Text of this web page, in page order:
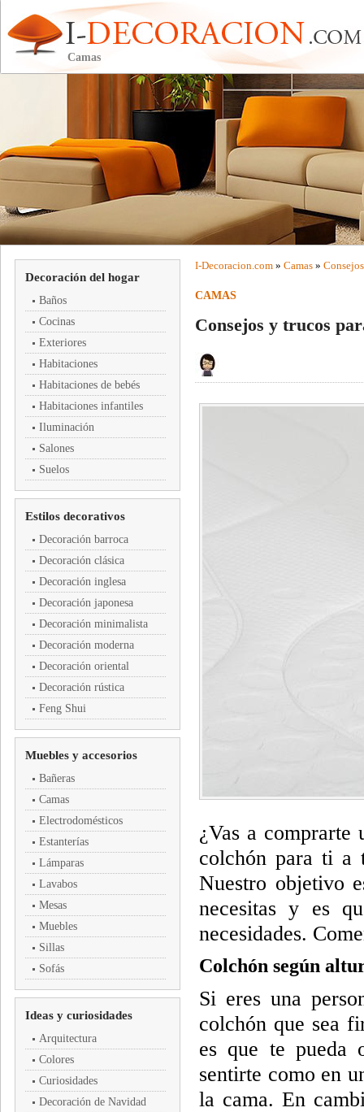
Camas
Decoración del hogar
Baños
Cocinas
Exteriores
Habitaciones
Habitaciones de bebés
Habitaciones infantiles
Iluminación
Salones
Suelos
Estilos decorativos
Decoración barroca
Decoración clásica
Decoración inglesa
Decoración japonesa
Decoración minimalista
Decoración moderna
Decoración oriental
Decoración rústica
Feng Shui
Muebles y accesorios
Bañeras
Camas
Electrodomésticos
Estanterías
Lámparas
Lavabos
Mesas
Muebles
Sillas
Sofás
Ideas y curiosidades
Arquitectura
Colores
Curiosidades
Decoración de Navidad
I-Decoracion.com » Camas »
CAMAS
Consejos y trucos
¿Vas a
colchón para ti a
Nuestro objetivo
necesitas y es
necesidades.
Colchón según
Si eres una
colchón que sea
es que te pueda
sentirte como en
la cama. En